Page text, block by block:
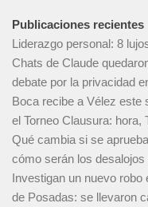
Publicaciones recientes
Liderazgo personal: 8
Chats de Claude
debate por la privacidad
Boca recibe a Vélez este
el Torneo Clausura: hora,
Qué cambia si se
cómo serán los
Investigan un nuevo robo
de Posadas: se llevaron